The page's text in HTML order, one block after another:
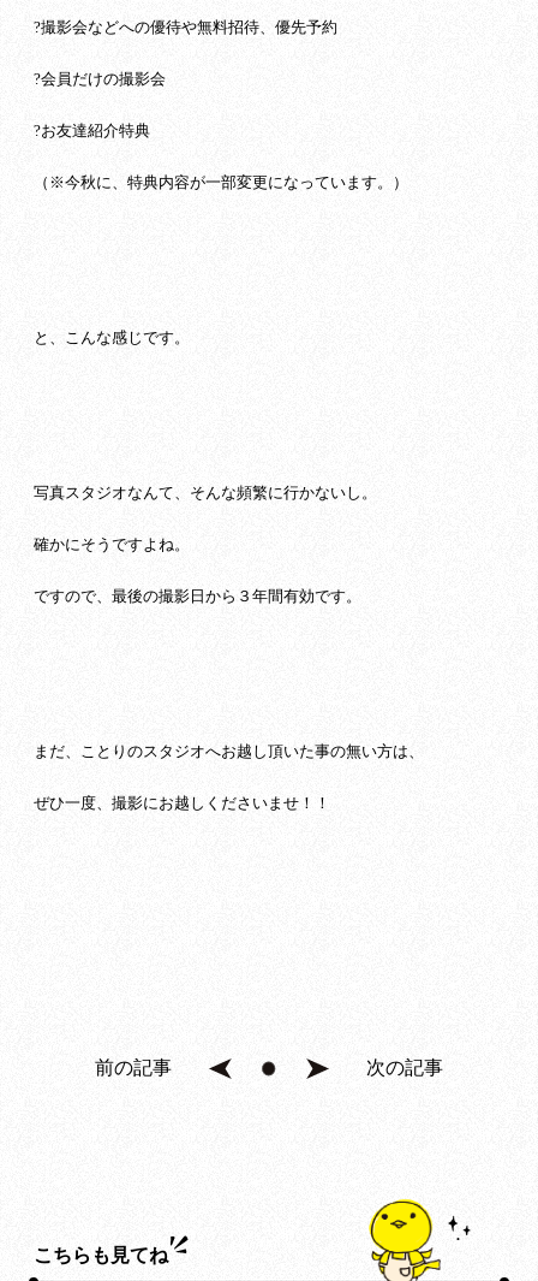
?撮影会などへの優待や無料招待、優先予約
?会員だけの撮影会
?お友達紹介特典
（※今秋に、特典内容が一部変更になっています。）
と、こんな感じです。
写真スタジオなんて、そんな頻繁に行かないし。
確かにそうですよね。
ですので、最後の撮影日から３年間有効です。
まだ、ことりのスタジオへお越し頂いた事の無い方は、
ぜひ一度、撮影にお越しくださいませ！！
前の記事 次の記事
こちらも見てね